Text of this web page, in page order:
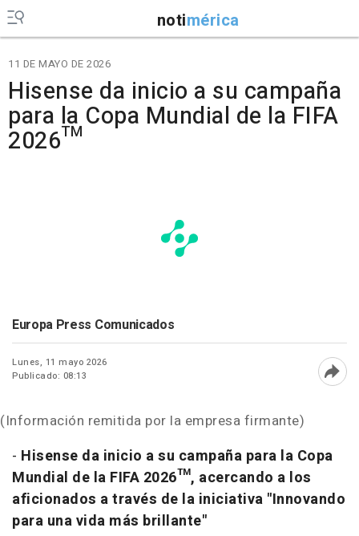
notimérica
11 DE MAYO DE 2026
Hisense da inicio a su campaña
para la Copa Mundial de la FIFA
2026™
Europa Press Comunicados
Lunes, 11 mayo 2026
Publicado: 08:13
(Información remitida por la empresa firmante)
- Hisense da inicio a su campaña para la Copa
Mundial de la FIFA 2026™, acercando a los
aficionados a través de la iniciativa "Innovando
para una vida más brillante"